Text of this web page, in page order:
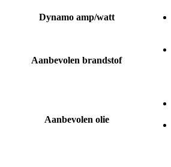
Dynamo amp/watt
Aanbevolen brandstof
Aanbevolen olie